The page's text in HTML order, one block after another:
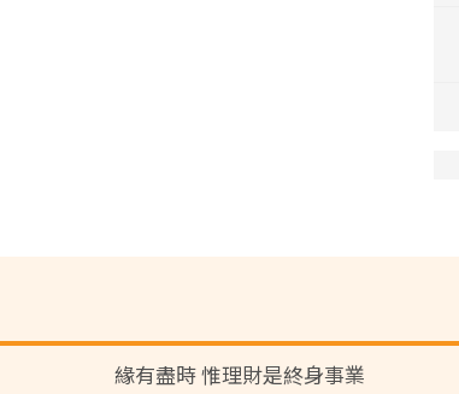
緣有盡時 惟理財是終身事業